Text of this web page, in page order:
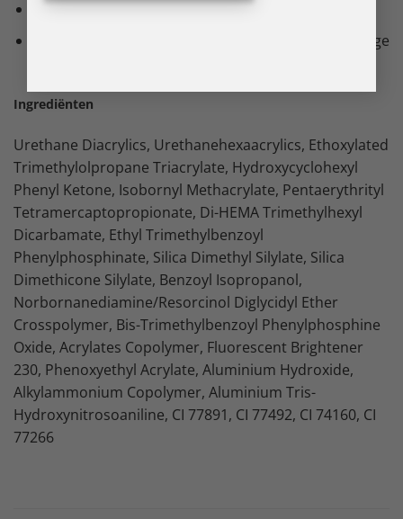
Het is niet nodig om de sticky layer te verwijderen
Bescherm met je favoriete gloss voor een langdurige
Ingrediënten
Urethane Diacrylics, Urethanehexaacrylics, Ethoxylated
Trimethylolpropane Triacrylate, Hydroxycyclohexyl
Phenyl Ketone, Isobornyl Methacrylate, Pentaerythrityl
Tetramercaptopropionate, Di-HEMA Trimethylhexyl
Dicarbamate, Ethyl Trimethylbenzoyl
Phenylphosphinate, Silica Dimethyl Silylate, Silica
Dimethicone Silylate, Benzoyl Isopropanol,
Norbornanediamine/Resorcinol Diglycidyl Ether
Crosspolymer, Bis-Trimethylbenzoyl Phenylphosphine
Oxide, Acrylates Copolymer, Fluorescent Brightener
230, Phenoxyethyl Acrylate, Aluminium Hydroxide,
Alkylammonium Copolymer, Aluminium Tris-
Hydroxynitrosoaniline, CI 77891, CI 77492, CI 74160, CI
77266